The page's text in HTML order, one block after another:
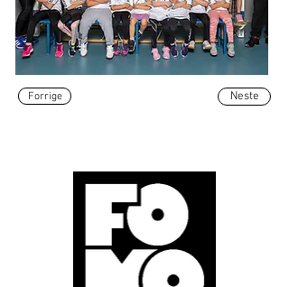
Forrige Neste